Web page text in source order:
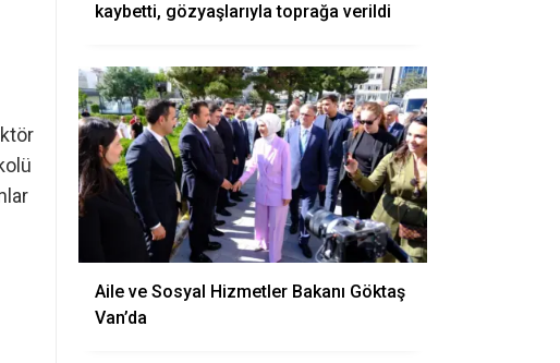
kaybetti, gözyaşlarıyla toprağa verildi
Aile ve Sosyal Hizmetler Bakanı Göktaş
Van’da